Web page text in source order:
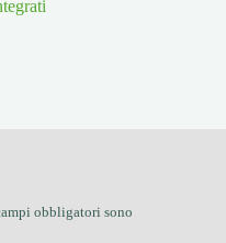
obbligatori sono